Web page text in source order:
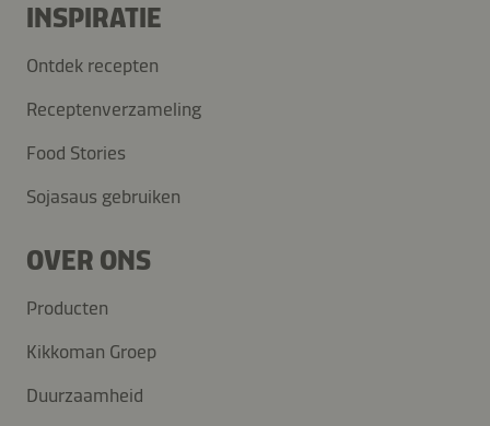
INSPIRATIE
Ontdek recepten
Receptenverzameling
Food Stories
Sojasaus gebruiken
OVER ONS
Producten
Kikkoman Groep
Duurzaamheid